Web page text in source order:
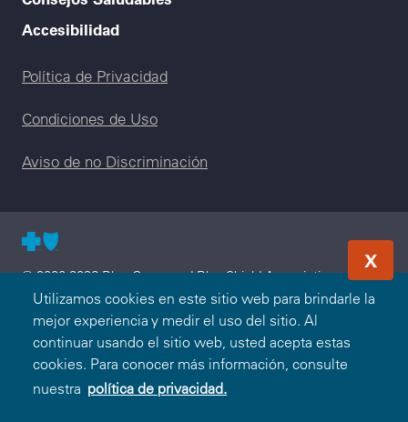
Utilizamos cookies en este sitio web para brindarle la
mejor experiencia y medir el uso del sitio. Al
continuar usando el sitio web, usted acepta estas
cookies. Para conocer más información, consulte
nuestra política de privacidad.
X
Accesibilidad
Legal menu
Política de Privacidad
Condiciones de Uso
Aviso de no Discriminación
© 2000-2026 Blue Cross and Blue Shield Association —
Todos los Derechos Reservados. El programa Blue365 es
presentado a usted por Blue Cross and Blue Shield
Association. Blue Cross and Blue Shield Association es una
asociación de Compañías Blue Cross y/o Blue Shield
independientes que operan a nivel local. Anthem Blue Cross
and Blue Shield Colorado es un licenciatario independiente de